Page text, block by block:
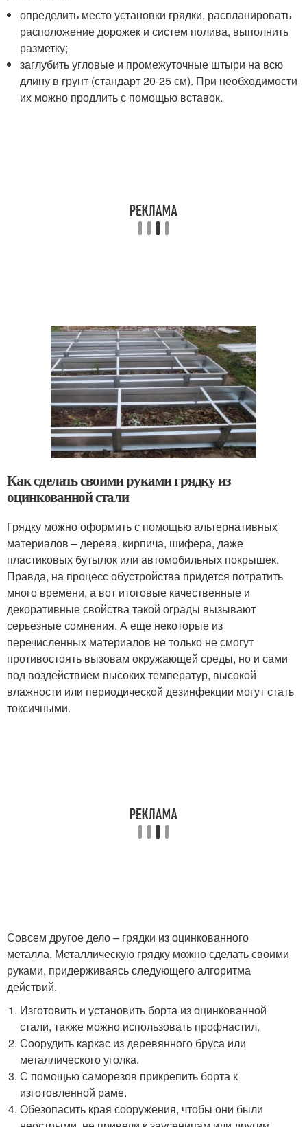
определить место установки грядки, распланировать
расположение дорожек и систем полива, выполнить
разметку;
заглубить угловые и промежуточные штыри на всю
длину в грунт (стандарт 20-25 см). При необходимости
их можно продлить с помощью вставок.
Как сделать своими руками грядку из
оцинкованной стали
Грядку можно оформить с помощью альтернативных
материалов – дерева, кирпича, шифера, даже
пластиковых бутылок или автомобильных покрышек.
Правда, на процесс обустройства придется потратить
много времени, а вот итоговые качественные и
декоративные свойства такой ограды вызывают
серьезные сомнения. А еще некоторые из
перечисленных материалов не только не смогут
противостоять вызовам окружающей среды, но и сами
под воздействием высоких температур, высокой
влажности или периодической дезинфекции могут стать
токсичными.
Совсем другое дело – грядки из оцинкованного
металла. Металлическую грядку можно сделать своими
руками, придерживаясь следующего алгоритма
действий.
Изготовить и установить борта из оцинкованной
стали, также можно использовать профнастил.
Соорудить каркас из деревянного бруса или
металлического уголка.
С помощью саморезов прикрепить борта к
изготовленной раме.
Обезопасить края сооружения, чтобы они были